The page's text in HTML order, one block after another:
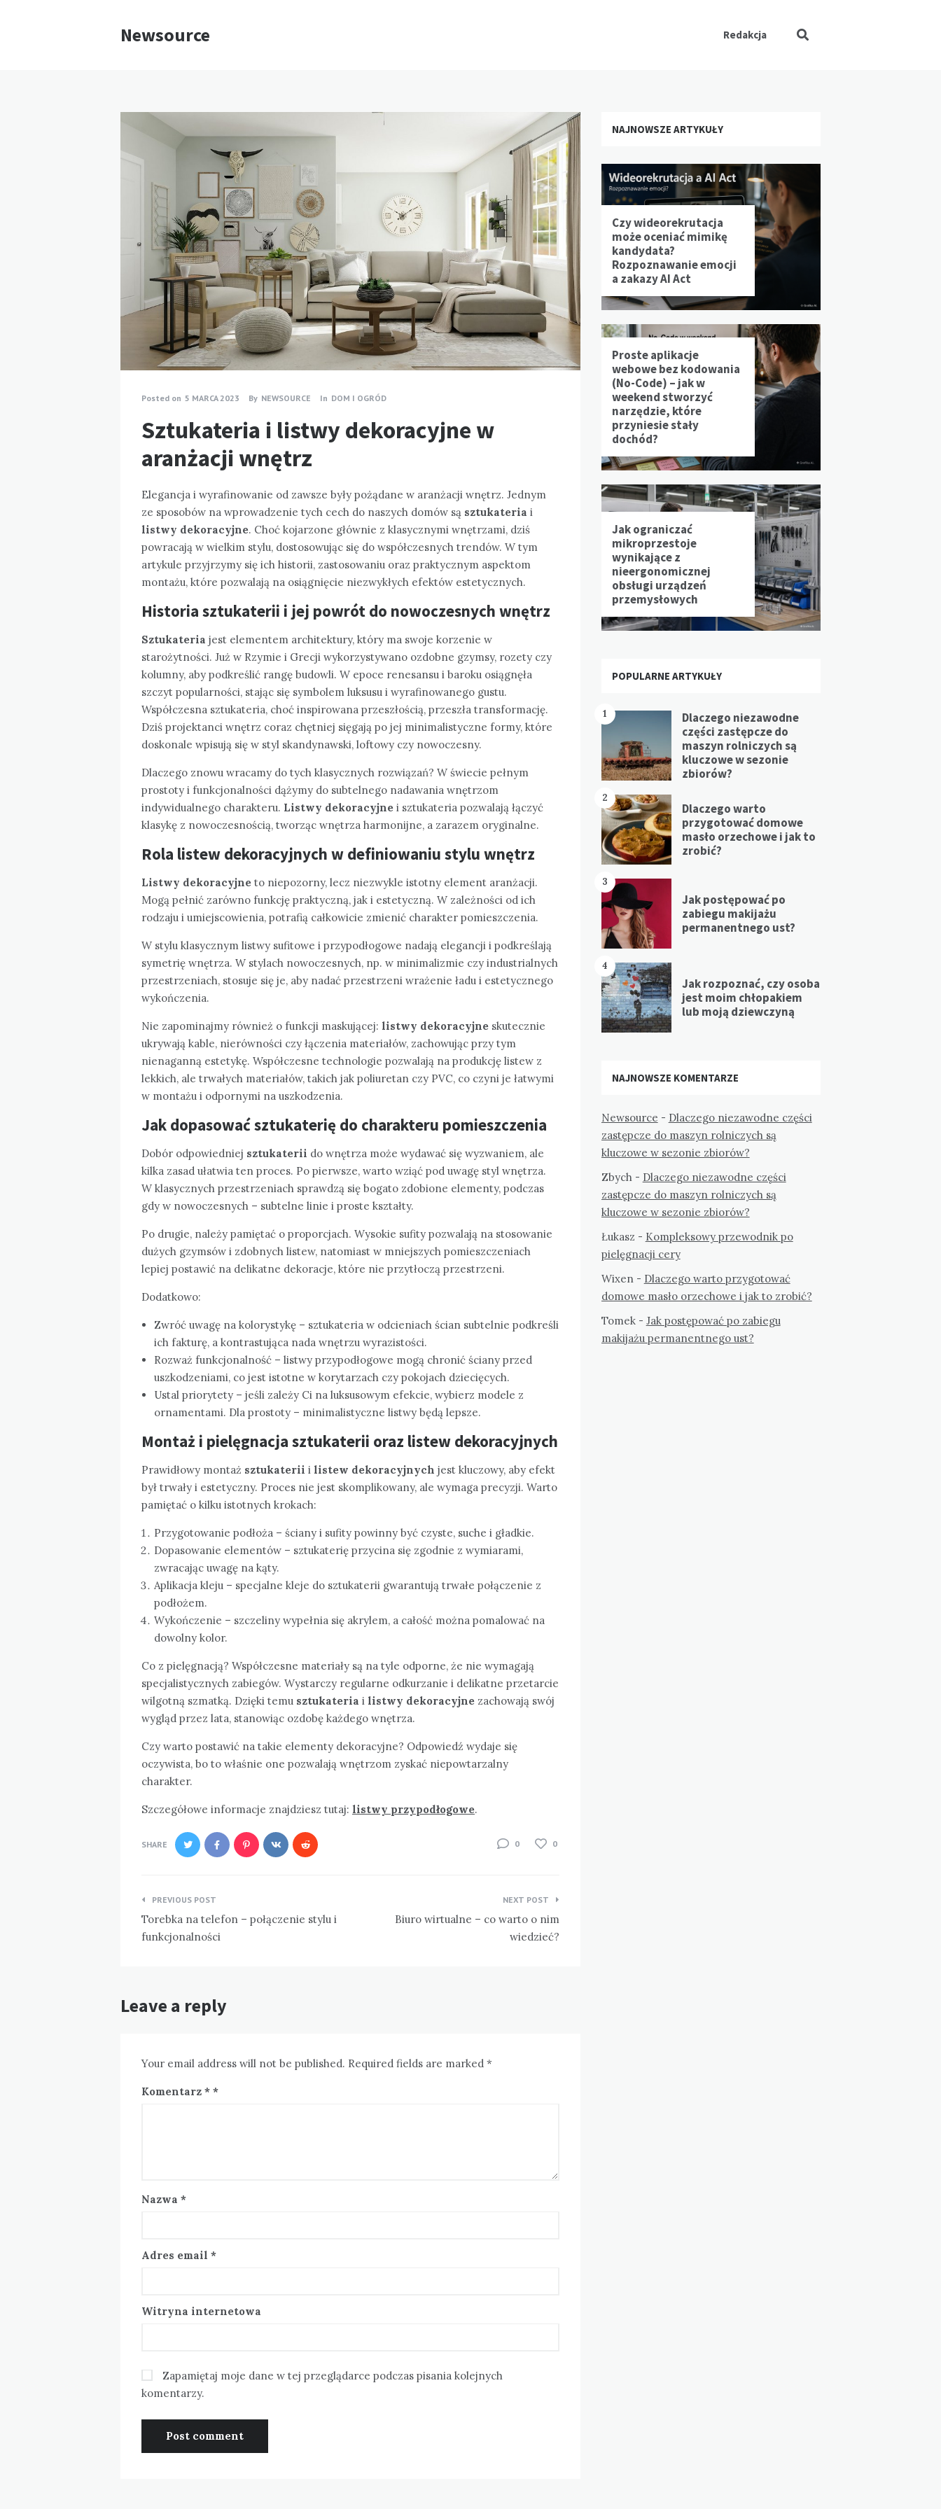
Newsource Redakcja
Posted on 5 MARCA 2023 By NEWSOURCE In DOM I OGRÓD
Sztukateria i listwy dekoracyjne w
aranżacji wnętrz
Elegancja i wyrafinowanie od zawsze były pożądane w aranżacji wnętrz. Jednym
ze sposobów na wprowadzenie tych cech do naszych domów są sztukateria i
listwy dekoracyjne. Choć kojarzone głównie z klasycznymi wnętrzami, dziś
powracają w wielkim stylu, dostosowując się do współczesnych trendów. W tym
artykule przyjrzymy się ich historii, zastosowaniu oraz praktycznym aspektom
montażu, które pozwalają na osiągnięcie niezwykłych efektów estetycznych.
Historia sztukaterii i jej powrót do nowoczesnych wnętrz
Sztukateria jest elementem architektury, który ma swoje korzenie w
starożytności. Już w Rzymie i Grecji wykorzystywano ozdobne gzymsy, rozety czy
kolumny, aby podkreślić rangę budowli. W epoce renesansu i baroku osiągnęła
szczyt popularności, stając się symbolem luksusu i wyrafinowanego gustu.
Współczesna sztukateria, choć inspirowana przeszłością, przeszła transformację.
Dziś projektanci wnętrz coraz chętniej sięgają po jej minimalistyczne formy, które
doskonale wpisują się w styl skandynawski, loftowy czy nowoczesny.
Dlaczego znowu wracamy do tych klasycznych rozwiązań? W świecie pełnym
prostoty i funkcjonalności dążymy do subtelnego nadawania wnętrzom
indywidualnego charakteru. Listwy dekoracyjne i sztukateria pozwalają łączyć
klasykę z nowoczesnością, tworząc wnętrza harmonijne, a zarazem oryginalne.
Rola listew dekoracyjnych w definiowaniu stylu wnętrz
Listwy dekoracyjne to niepozorny, lecz niezwykle istotny element aranżacji.
Mogą pełnić zarówno funkcję praktyczną, jak i estetyczną. W zależności od ich
rodzaju i umiejscowienia, potrafią całkowicie zmienić charakter pomieszczenia.
W stylu klasycznym listwy sufitowe i przypodłogowe nadają elegancji i podkreślają
symetrię wnętrza. W stylach nowoczesnych, np. w minimalizmie czy industrialnych
przestrzeniach, stosuje się je, aby nadać przestrzeni wrażenie ładu i estetycznego
wykończenia.
Nie zapominajmy również o funkcji maskującej: listwy dekoracyjne skutecznie
ukrywają kable, nierówności czy łączenia materiałów, zachowując przy tym
nienaganną estetykę. Współczesne technologie pozwalają na produkcję listew z
lekkich, ale trwałych materiałów, takich jak poliuretan czy PVC, co czyni je łatwymi
w montażu i odpornymi na uszkodzenia.
Jak dopasować sztukaterię do charakteru pomieszczenia
Dobór odpowiedniej sztukaterii do wnętrza może wydawać się wyzwaniem, ale
kilka zasad ułatwia ten proces. Po pierwsze, warto wziąć pod uwagę styl wnętrza.
W klasycznych przestrzeniach sprawdzą się bogato zdobione elementy, podczas
gdy w nowoczesnych – subtelne linie i proste kształty.
Po drugie, należy pamiętać o proporcjach. Wysokie sufity pozwalają na stosowanie
dużych gzymsów i zdobnych listew, natomiast w mniejszych pomieszczeniach
lepiej postawić na delikatne dekoracje, które nie przytłoczą przestrzeni.
Dodatkowo:
Zwróć uwagę na kolorystykę – sztukateria w odcieniach ścian subtelnie podkreśli
ich fakturę, a kontrastująca nada wnętrzu wyrazistości.
Rozważ funkcjonalność – listwy przypodłogowe mogą chronić ściany przed
uszkodzeniami, co jest istotne w korytarzach czy pokojach dziecięcych.
Ustal priorytety – jeśli zależy Ci na luksusowym efekcie, wybierz modele z
ornamentami. Dla prostoty – minimalistyczne listwy będą lepsze.
Montaż i pielęgnacja sztukaterii oraz listew dekoracyjnych
Prawidłowy montaż sztukaterii i listew dekoracyjnych jest kluczowy, aby efekt
był trwały i estetyczny. Proces nie jest skomplikowany, ale wymaga precyzji. Warto
pamiętać o kilku istotnych krokach:
Przygotowanie podłoża – ściany i sufity powinny być czyste, suche i gładkie.
Dopasowanie elementów – sztukaterię przycina się zgodnie z wymiarami,
zwracając uwagę na kąty.
Aplikacja kleju – specjalne kleje do sztukaterii gwarantują trwałe połączenie z
podłożem.
Wykończenie – szczeliny wypełnia się akrylem, a całość można pomalować na
dowolny kolor.
Co z pielęgnacją? Współczesne materiały są na tyle odporne, że nie wymagają
specjalistycznych zabiegów. Wystarczy regularne odkurzanie i delikatne przetarcie
wilgotną szmatką. Dzięki temu sztukateria i listwy dekoracyjne zachowają swój
wygląd przez lata, stanowiąc ozdobę każdego wnętrza.
Czy warto postawić na takie elementy dekoracyjne? Odpowiedź wydaje się
oczywista, bo to właśnie one pozwalają wnętrzom zyskać niepowtarzalny
charakter.
Szczegółowe informacje znajdziesz tutaj: listwy przypodłogowe.
SHARE 0 0
Nawigacja
wpisu
PREVIOUS POST
Torebka na telefon – połączenie stylu i
funkcjonalności
NEXT POST
Biuro wirtualne – co warto o nim
wiedzieć?
Leave a reply
Your email address will not be published. Required fields are marked *
Komentarz *
Nazwa *
Adres email *
Witryna internetowa
Zapamiętaj moje dane w tej przeglądarce podczas pisania kolejnych
komentarzy.
NAJNOWSZE ARTYKUŁY
Czy wideorekrutacja
może oceniać mimikę
kandydata?
Rozpoznawanie emocji
a zakazy AI Act
Proste aplikacje
webowe bez kodowania
(No-Code) – jak w
weekend stworzyć
narzędzie, które
przyniesie stały
dochód?
Jak ograniczać
mikroprzestoje
wynikające z
nieergonomicznej
obsługi urządzeń
przemysłowych
POPULARNE ARTYKUŁY
1
Dlaczego niezawodne
części zastępcze do
maszyn rolniczych są
kluczowe w sezonie
zbiorów?
2
Dlaczego warto
przygotować domowe
masło orzechowe i jak to
zrobić?
3
Jak postępować po
zabiegu makijażu
permanentnego ust?
4
Jak rozpoznać, czy osoba
jest moim chłopakiem
lub moją dziewczyną
NAJNOWSZE KOMENTARZE
Newsource - Dlaczego niezawodne części
zastępcze do maszyn rolniczych są
kluczowe w sezonie zbiorów?
Zbych - Dlaczego niezawodne części
zastępcze do maszyn rolniczych są
kluczowe w sezonie zbiorów?
Łukasz - Kompleksowy przewodnik po
pielęgnacji cery
Wixen - Dlaczego warto przygotować
domowe masło orzechowe i jak to zrobić?
Tomek- Jak postępować po zabiegu
makijażu permanentnego ust?